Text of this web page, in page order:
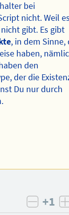
bei
nicht. Weil
gibt. Es gibt
, in dem Sinne,
haben,
den
der die
Du nur durch
+1